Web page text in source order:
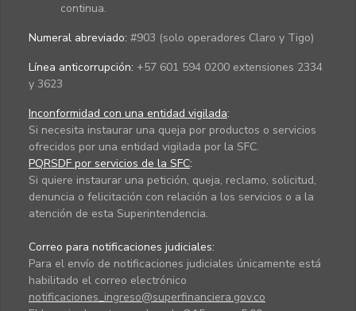
continua.
Numeral abreviado: #903 (solo operadores Claro y Tigo)
Línea anticorrupción: +57 601 594 0200 extensiones 2334
y 3623
Inconformidad con una entidad vigilada:
Si necesita instaurar una queja por productos o servicios
ofrecidos por una entidad vigilada por la SFC.
PQRSDF por servicios de la SFC:
Si quiere instaurar una petición, queja, reclamo, solicitud,
denuncia o felicitación con relación a los servicios o a la
atención de esta Superintendencia.
Correo para notificaciones judiciales:
Para el envío de notificaciones judiciales únicamente está
habilitado el correo electrónico
notificaciones_ingreso@superfinanciera.gov.co